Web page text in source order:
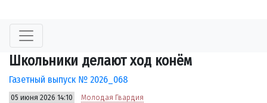
Школьники делают ход конём
Газетный выпуск № 2026_068
05 июня 2026 14:10 Молодая Гвардия